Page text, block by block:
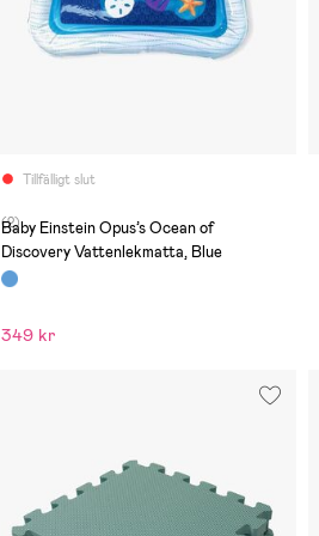
Tillfälligt slut
(2)
Baby Einstein Opus’s Ocean of
Discovery Vattenlekmatta, Blue
349 kr